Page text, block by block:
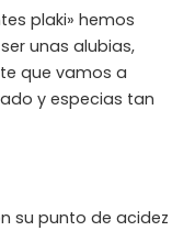
plaki» hemos
unas alubias,
que vamos a
y especias tan
su punto de acidez